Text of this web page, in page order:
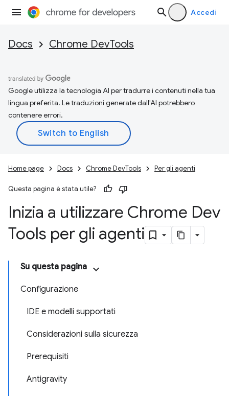
Accedi
Docs Chrome DevTools
Google utilizza la tecnologia AI per tradurre i contenuti nella tua
lingua preferita. Le traduzioni generate dall'AI potrebbero
contenere errori.
Home page Docs Chrome DevTools Per gli agenti
Questa pagina è stata utile?
Inizia a utilizzare Chrome Dev
Tools per gli agenti
Su questa pagina
Configurazione
IDE e modelli supportati
Considerazioni sulla sicurezza
Prerequisiti
Antigravity